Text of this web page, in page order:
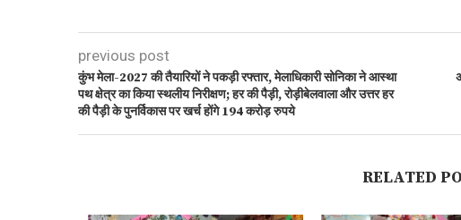
previous post
कुंभ मेला-2027 की तैयारियों ने पकड़ी रफ्तार, मेलाधिकारी सोनिका ने आस्था
पथ क्षेत्र का किया स्थलीय निरीक्षण; हर की पैड़ी, रोड़ीबेलवाला और उत्तर हर
की पैड़ी के पुनर्विकास पर खर्च होंगे 194 करोड़ रुपये
RELATED